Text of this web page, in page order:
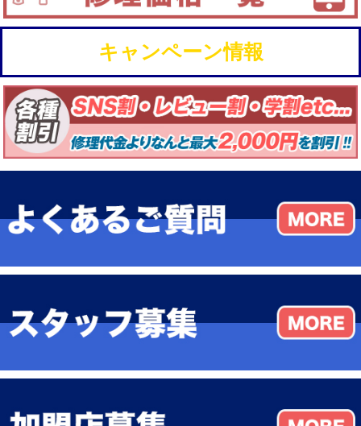
キャンペーン情報